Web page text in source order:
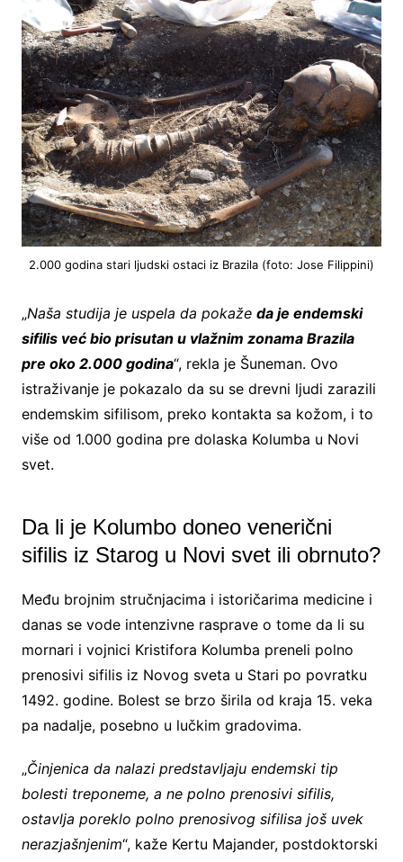
2.000 godina stari ljudski ostaci iz Brazila (foto: Jose Filippini)
„Naša studija je uspela da pokaže da je endemski
sifilis već bio prisutan u vlažnim zonama Brazila
pre oko 2.000 godina“, rekla je Šuneman. Ovo
istraživanje je pokazalo da su se drevni ljudi zarazili
endemskim sifilisom, preko kontakta sa kožom, i to
više od 1.000 godina pre dolaska Kolumba u Novi
svet.
Da li je Kolumbo doneo venerični
sifilis iz Starog u Novi svet ili obrnuto?
Među brojnim stručnjacima i istoričarima medicine i
danas se vode intenzivne rasprave o tome da li su
mornari i vojnici Kristifora Kolumba preneli polno
prenosivi sifilis iz Novog sveta u Stari po povratku
1492. godine. Bolest se brzo širila od kraja 15. veka
pa nadalje, posebno u lučkim gradovima.
„Činjenica da nalazi predstavljaju endemski tip
bolesti treponeme, a ne polno prenosivi sifilis,
ostavlja poreklo polno prenosivog sifilisa još uvek
nerazjašnjenim“, kaže Kertu Majander, postdoktorski